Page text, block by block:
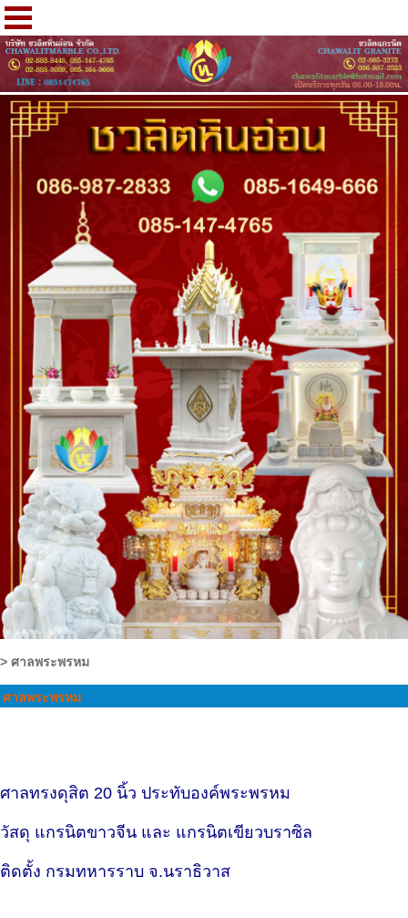
> ศาลพระพรหม
ศาลพระพรหม
ศาลทรงดุสิต 20 นิ้ว ประทับองค์พระพรหม
วัสดุ แกรนิตขาวจีน และ แกรนิตเขียวบราซิล
ติดตั้ง กรมทหารราบ จ.นราธิวาส